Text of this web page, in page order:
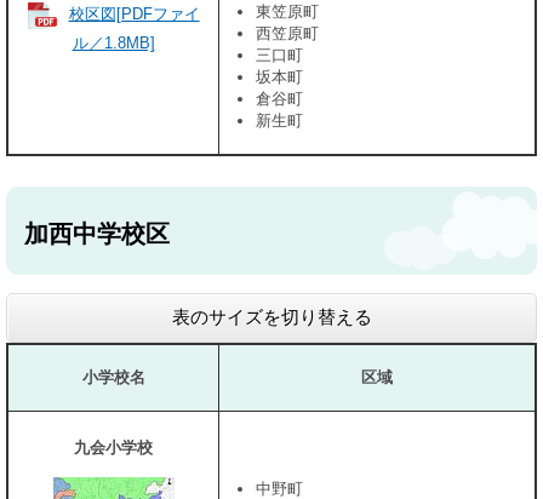
校区図[PDFファイ
ル／1.8MB]
東笠原町
西笠原町
三口町
坂本町
倉谷町
新生町
加西中学校区
表のサイズを切り替える
小学校名 区域
九会小学校
中野町